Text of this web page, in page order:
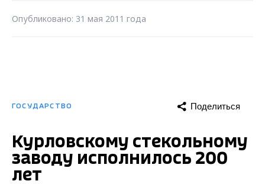
Опубликовано: 31 мая 2011 года
ГОСУДАРСТВО Поделиться
Курловскому стекольному
заводу исполнилось 200
лет